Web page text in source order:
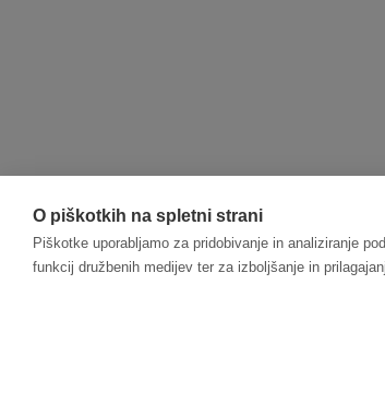
O piškotkih na spletni strani
Piškotke uporabljamo za pridobivanje in analiziranje
funkcij družbenih medijev ter za izboljšanje in